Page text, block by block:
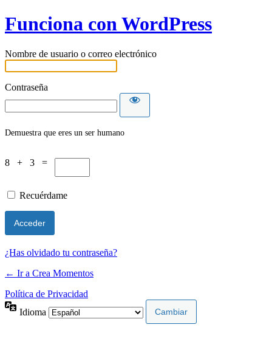
Funciona con WordPress
Nombre de usuario o correo electrónico
Contraseña
Demuestra que eres un ser humano
8 + 3 =
Recuérdame
¿Has olvidado tu contraseña?
← Ir a Crea Momentos
Política de Privacidad
Idioma